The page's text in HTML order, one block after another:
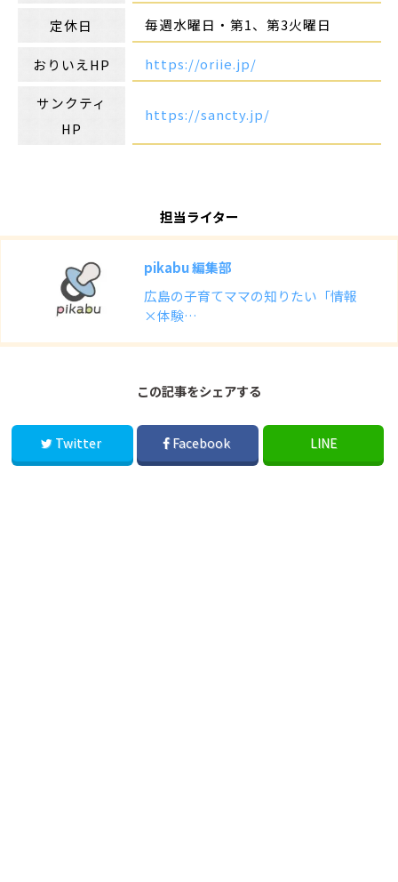
定休日 毎週水曜日・第1、第3火曜日
おりいえHP https://oriie.jp/
サンクティ
HP
https://sancty.jp/
担当ライター
pikabu 編集部
広島の子育てママの知りたい「情報
×体験…
この記事をシェアする
Twitter Facebook LINE